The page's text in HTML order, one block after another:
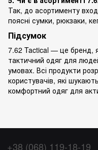
Так, до асортименту
поясні сумки, рюкзаки,
Підсумок
7.62 Tactical — це бренд,
тактичний одяг для
умовах. Всі продукти
користувачів, які
комфортний одяг для
+38 (068) 119-18-19